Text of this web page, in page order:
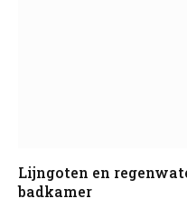
Lijngoten en
badkamer